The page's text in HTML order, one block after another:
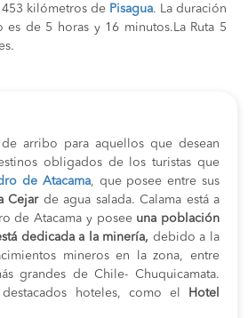
453 kilómetros de Pisagua. La duración
de 5 horas y 16 minutos.La Ruta 5
arribo para aquellos que desean
obligados de los turistas que
de Atacama, que posee entre sus
Cejarde agua salada. Calama está a
de Atacama y poseeuna población
dedicada a la minería, debido a la
mineros en la zona, entre
grandes de Chile- Chuquicamata.
hoteles, como el
Hotel